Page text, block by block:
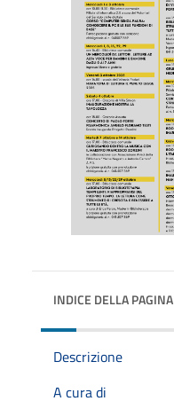
INDICE DELLA PAGINA
Descrizione
A cura di